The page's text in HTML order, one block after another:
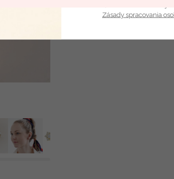
POČET:
Zásady spracovania